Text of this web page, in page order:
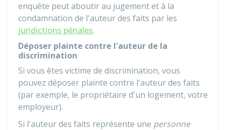
enquête peut aboutir au jugement et à la
condamnation de l'auteur des faits par les
juridictions pénales.
Déposer plainte contre l'auteur de la
discrimination
Si vous êtes victime de discrimination, vous
pouvez déposer plainte contre l'auteur des faits
(par exemple, le propriétaire d'un logement, votre
employeur).
Si l'auteur des faits représente une personne